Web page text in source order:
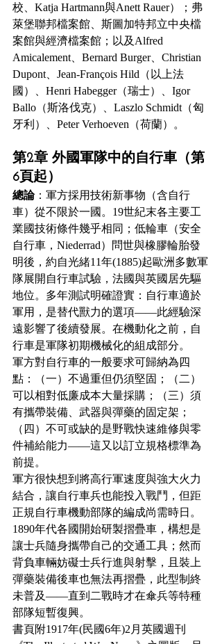
校、Katja Hartmann與Anett Rauer）；弗
萊堡聯邦檔案館、斯圖加特邦立中央檔
案館與經濟檔案館；以及Alfred
Amicalement、Bernard Burger、Christian
Dupont、Jean-François Hild（以上法
國）、Henri Habegger（瑞士）、Igor
Ballo（斯洛伐克）、Laszlo Schmidt（匈
牙利）、Peter Verhoeven（荷蘭）。
第2章 外國軍隊中的自行車（第
6頁起）
總論：軍方採用技術新事物（含自行
車）從不限於一國。19世紀末各主要工
業國技術條件幾乎相同；低輪車（安全
自行車，Niederrad）問世與橡膠輪胎發
明後，約自光緒11年(1885)起歐洲多數軍
隊展開自行車試驗，法國與英國居先驅
地位。多年測試明確證實：自行車適於
軍用，是替代獸力的選項——此經驗深
遠影響了後續發展。在機動化之前，自
行車是軍隊初期機械化的組成部分。
軍方對自行車的一般要求可歸納為四
點：（一）不過重但仍須堅固；（二）
可以相對低廉成本大量採購；（三）須
有攜帶裝備、武器與彈藥的固定架；
（四）不可或缺的是野戰快速維修與零
件補給能力——這又以訂立規格標準為
前提。
軍方很快想到將高行軍速度與強大火力
結合，讓自行車兵也能投入戰鬥，但距
正規自行車機動部隊的編成尚需時日。
1890年代各國開始研製摺疊車，構想是
讓士兵隨身攜帶自己的交通工具；然而
背負車輛妨礙士兵行進與射擊，且裝上
彈藥裝備後車也無法再摺疊，此型制終
未普及——直到二戰時才在傘兵等特種
部隊短暫復興。
書頁附1917年(民國6年)2月英國週刊